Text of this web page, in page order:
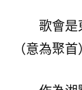
歌會是
（意為聚